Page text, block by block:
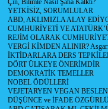
Çin, Bilimle Nasıl Şaha Kalktı?
YETKİSİZ, SORUMLULAR
ABD, AKLIMIZLA ALAY
CUMHURİYETİ VE
REJİM OLARAK
VERGİ KİMDEN ALINIR?
İKTİDARLARA DERS
DÖRT ÜLKEYE ÖNERİMDİR
DEMOKRATİK TEMELLER
NOBEL ÖDÜLLERİ
VEJETARYEN VEGAN
DÜŞÜNCE ve İFADE